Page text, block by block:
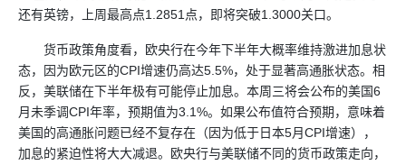
还有英镑，上周最高点1.2851点，即将突破1.3000关口。
货币政策角度看，欧央行在今年下半年大概率维持激进加息状
态，因为欧元区的CPI增速仍高达5.5%，处于显著高通胀状态。相
反，美联储在下半年极有可能停止加息。本周三将会公布的美国6
月未季调CPI年率，预期值为3.1%。如果公布值符合预期，意味着
美国的高通胀问题已经不复存在（因为低于日本5月CPI增速），
加息的紧迫性将大大减退。欧央行与美联储不同的货币政策走向，